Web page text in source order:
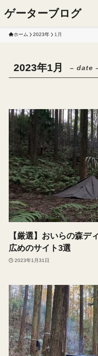
ゲーターブログ
ホーム 2023年 1月
2023年1月 – date
【厳選】おいらの森デ
広めのサイト3選
2023年1月31日